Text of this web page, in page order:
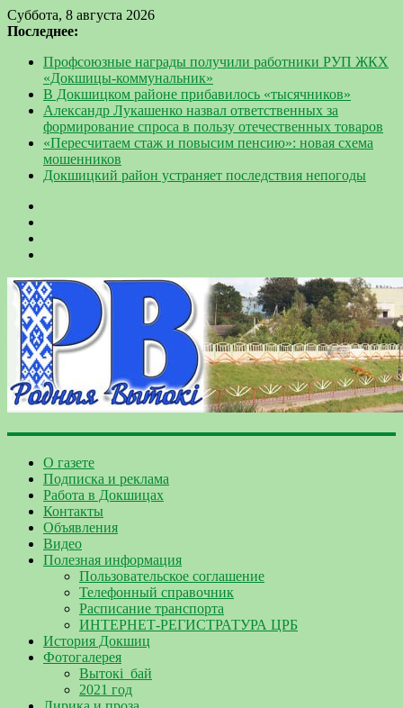
Суббота, 8 августа 2026
Последнее:
Профсоюзные награды получили работники РУП ЖКХ
«Докшицы-коммунальник»
В Докшицком районе прибавилось «тысячников»
Александр Лукашенко назвал ответственных за
формирование спроса в пользу отечественных товаров
«Пересчитаем стаж и повысим пенсию»: новая схема
мошенников
Докшицкий район устраняет последствия непогоды
О газете
Подписка и реклама
Работа в Докшицах
Контакты
Объявления
Видео
Полезная информация
Пользовательское соглашение
Телефонный справочник
Расписание транспорта
ИНТЕРНЕТ-РЕГИСТРАТУРА ЦРБ
История Докшиц
Фотогалерея
Вытокі_бай
2021 год